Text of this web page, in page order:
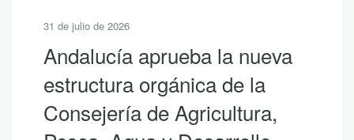
30 de julio de 2026
10 lecturas de verano para
descubrir la riqueza de
Andalucía con LEADER